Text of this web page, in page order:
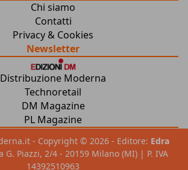
fa-
facebook
fa-
linkedin
fa-
youtube
Chi siamo
Contatti
Privacy & Cookies
Newsletter
Distribuzione Moderna
Technoretail
DM Magazine
PL Magazine
- Copyright © 2026 - Editore: Edra
G. Piazzi, 2/4 - 20159 Milano (MI) | P. IVA
14392510963